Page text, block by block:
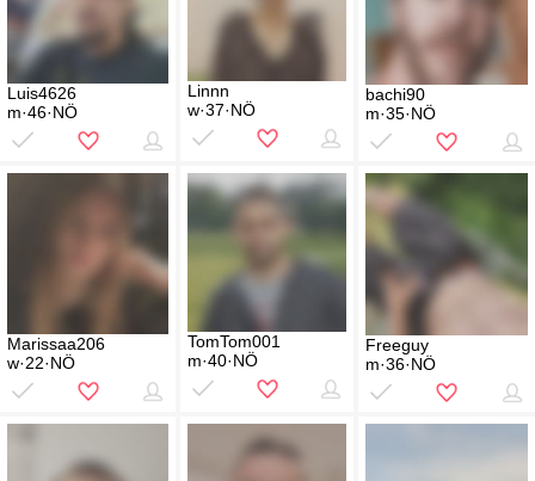
Luis4626
m·46·NÖ
Linnn
w·37·NÖ
bachi90
m·35·NÖ
Marissaa206
w·22·NÖ
TomTom001
m·40·NÖ
Freeguy
m·36·NÖ